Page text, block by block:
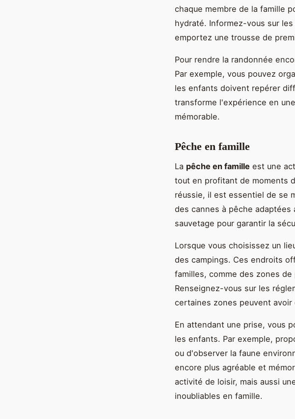
chaque membre de la famille
hydraté. Informez-vous sur
emportez une trousse de
Pour rendre la randonnée
Par exemple, vous pouvez
les enfants doivent repérer
transforme l'expérience en une
mémorable.
Pêche en famille
La pêche en famille est une
tout en profitant de moments
réussie, il est essentiel de se
des cannes à pêche
sauvetage pour garantir la
Lorsque vous choisissez un
des campings. Ces endroits
familles, comme des zones
Renseignez-vous sur les
certaines zones peuvent
En attendant une prise, vous
les enfants. Par exemple,
ou d'observer la faune
encore plus agréable et
activité de loisir, mais aussi
inoubliables en famille.